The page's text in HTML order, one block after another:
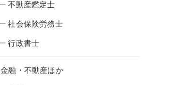
不動産鑑定士
社会保険労務士
行政書士
金融・不動産ほか